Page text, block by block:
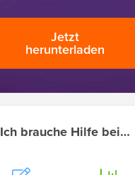
Jetzt
herunterladen
Ich brauche Hilfe bei…